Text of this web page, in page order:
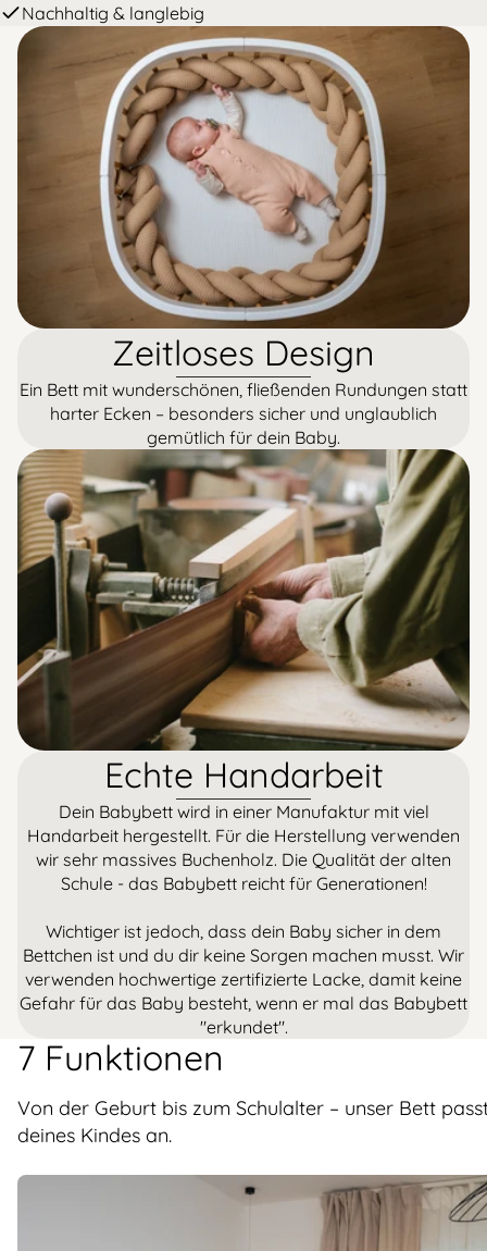
Nachhaltig & langlebig
Zeitloses Design
Ein Bett mit wunderschönen, fließenden Rundungen statt
harter Ecken – besonders sicher und unglaublich
gemütlich für dein Baby.
Echte Handarbeit
Dein Babybett wird in einer Manufaktur mit viel
Handarbeit hergestellt. Für die Herstellung verwenden
wir sehr massives Buchenholz. Die Qualität der alten
Schule - das Babybett reicht für Generationen!
Wichtiger ist jedoch, dass dein Baby sicher in dem
Bettchen ist und du dir keine Sorgen machen musst. Wir
verwenden hochwertige zertifizierte Lacke, damit keine
Gefahr für das Baby besteht, wenn er mal das Babybett
"erkundet".
7 Funktionen
Von der Geburt bis zum Schulalter – unser Bett
deines Kindes an.